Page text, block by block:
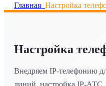
Главная Настройка
Настройка
Внедряем IP-телефонию